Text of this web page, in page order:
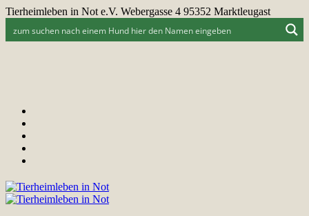
Tierheimleben in Not e.V. Webergasse 4 95352 Marktleugast